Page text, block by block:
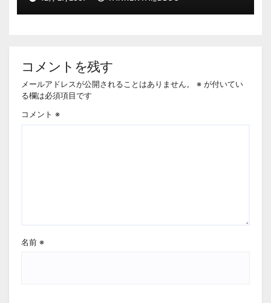
コメントを残す
メールアドレスが公開されることはありません。 ※ が付いてい
る欄は必須項目です
コメント ※
名前 ※